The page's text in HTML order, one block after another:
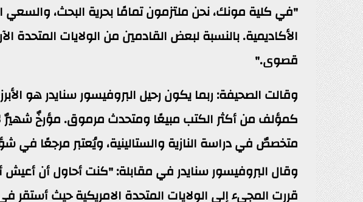
"في كلية مونك، نحن ملتزمون تمامًا بحرية البحث، والسعي
الأكاديمية. بالنسبة لبعض القادمين من الولايات المتحدة
قصوى."
وقالت الصحيفة: ربما يكون رحيل البروفيسور سنايدر هو
كمؤلف من أكثر الكتب مبيعًا ومتحدث مرموق. مؤرخٌ شهيرٌ
متخصصٌ في دراسة النازية والستالينية، ويُعتبر مرجعًا في
وقال البروفيسور سنايدر في مقابلة: "كنت أحاول أن
قررت المجيء إلى الولايات المتحدة الامريكية حيث أستقر